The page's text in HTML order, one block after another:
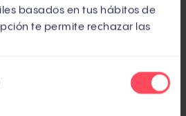
basados en tus hábitos de
te permite rechazar las
de que es una herramienta
e intuitiva, su
y el número de